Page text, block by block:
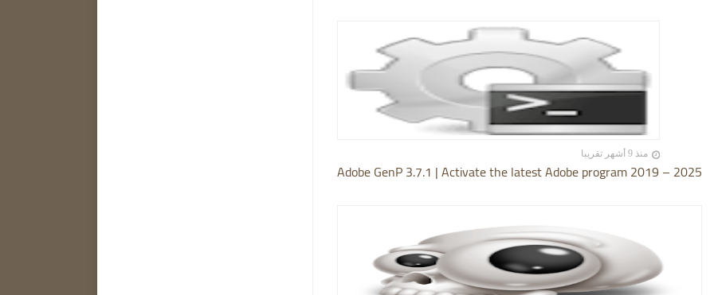
منذ 9 أشهر تقريبا
Adobe GenP 3.7.1 | Activate the latest Adobe program 2019 – 2025